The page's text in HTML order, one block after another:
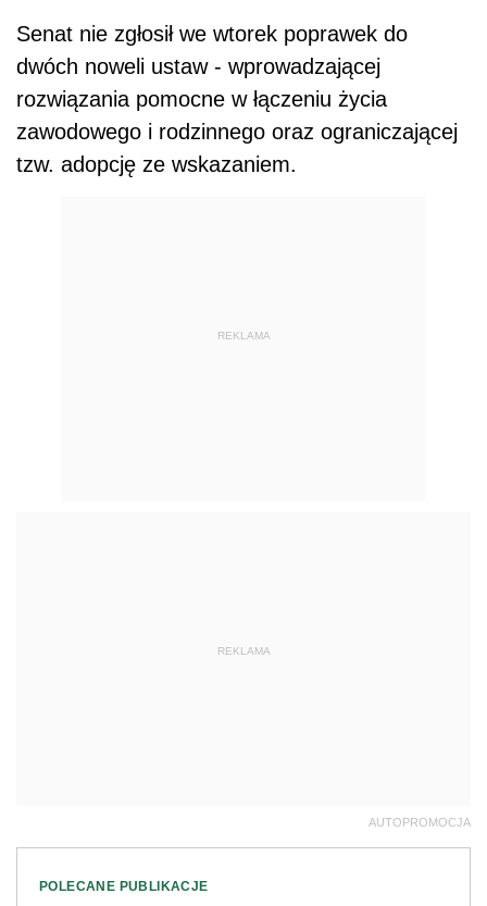
Senat nie zgłosił we wtorek poprawek do
dwóch noweli ustaw - wprowadzającej
rozwiązania pomocne w łączeniu życia
zawodowego i rodzinnego oraz ograniczającej
tzw. adopcję ze wskazaniem.
REKLAMA
REKLAMA
AUTOPROMOCJA
POLECANE PUBLIKACJE